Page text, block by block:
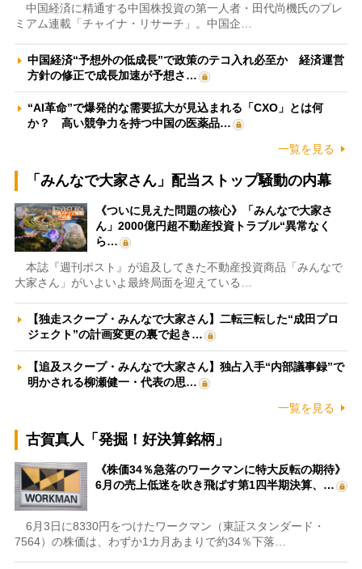
中国経済に精通する中国株投資の第一人者・田代尚機氏のプレ
ミアム連載「チャイナ・リサーチ」。中国企…
中国経済“予想外の低成長”で政策のテコ入れ必至か 経済運営
方針の修正で成長加速が予想さ…
“AI革命”で爆発的な需要拡大が見込まれる「CXO」とは何
か？ 高い競争力を持つ中国の医薬品…
一覧を見る
「みんなで大家さん」配当ストップ騒動の内幕
《ついに見えた問題の核心》「みんなで大家さ
ん」2000億円超不動産投資トラブル“異常なく
ら…
本誌『週刊ポスト』が追及してきた不動産投資商品「みんなで
大家さん」がいよいよ最終局面を迎えている…
【独走スクープ・みんなで大家さん】二転三転した“成田プロ
ジェクト”の計画変更の裏で起き…
【追及スクープ・みんなで大家さん】独占入手“内部議事録”で
明かされる柳瀬健一・代表の思…
一覧を見る
古賀真人「発掘！好決算銘柄」
《株価34％急落のワークマンに特大反転の期待》
6月の売上低迷を吹き飛ばす第1四半期決算、…
6月3日に8330円をつけたワークマン（東証スタンダード・
7564）の株価は、わずか1カ月あまりで約34％下落…